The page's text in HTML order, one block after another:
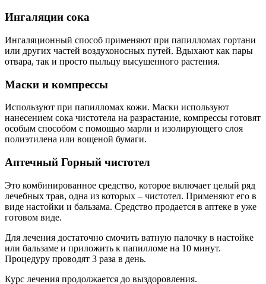
Ингаляции сока
Ингаляционный способ применяют при папилломах гортани
или других частей воздухоносных путей. Вдыхают как пары
отвара, так и просто пыльцу высушенного растения.
Маски и компрессы
Используют при папилломах кожи. Маски используют
нанесением сока чистотела на разрастание, компрессы готовят
особым способом с помощью марли и изолирующего слоя
полиэтилена или вощеной бумаги.
Аптечный Горный чистотел
Это комбинированное средство, которое включает целый ряд
лечебных трав, одна из которых – чистотел. Применяют его в
виде настойки и бальзама. Средство продается в аптеке в уже
готовом виде.
Для лечения достаточно смочить ватную палочку в настойке
или бальзаме и приложить к папилломе на 10 минут.
Процедуру проводят 3 раза в день.
Курс лечения продолжается до выздоровления.